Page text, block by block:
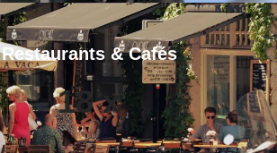
Restaurants & Cafés
18 x